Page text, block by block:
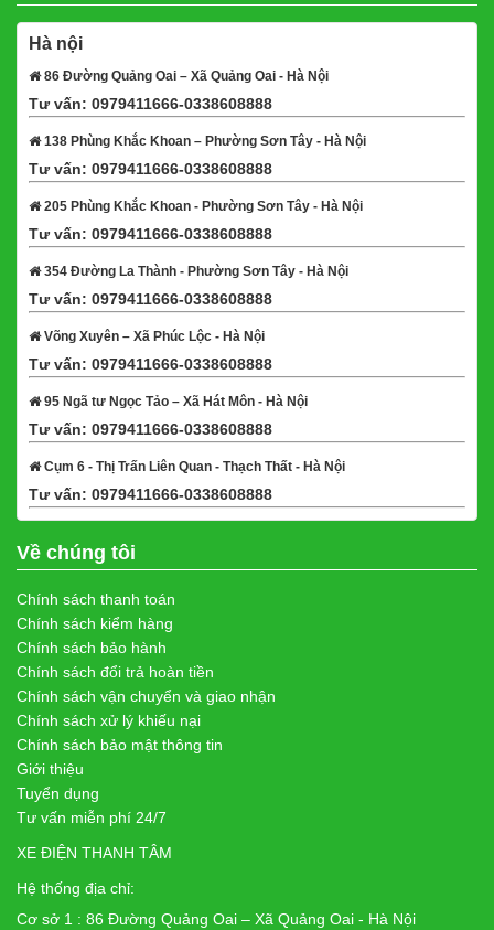
Hà nội
86 Đường Quảng Oai – Xã Quảng Oai - Hà Nội
Tư vấn: 0979411666-0338608888
138 Phùng Khắc Khoan – Phường Sơn Tây - Hà Nội
Tư vấn: 0979411666-0338608888
205 Phùng Khắc Khoan - Phường Sơn Tây - Hà Nội
Tư vấn: 0979411666-0338608888
354 Đường La Thành - Phường Sơn Tây - Hà Nội
Tư vấn: 0979411666-0338608888
Võng Xuyên – Xã Phúc Lộc - Hà Nội
Tư vấn: 0979411666-0338608888
95 Ngã tư Ngọc Tảo – Xã Hát Môn - Hà Nội
Tư vấn: 0979411666-0338608888
Cụm 6 - Thị Trấn Liên Quan - Thạch Thất - Hà Nội
Tư vấn: 0979411666-0338608888
Về chúng tôi
Chính sách thanh toán
Chính sách kiểm hàng
Chính sách bảo hành
Chính sách đổi trả hoàn tiền
Chính sách vận chuyển và giao nhận
Chính sách xử lý khiếu nại
Chính sách bảo mật thông tin
Giới thiệu
Tuyển dụng
Tư vấn miễn phí 24/7
XE ĐIỆN THANH TÂM
Hệ thống địa chỉ:
Cơ sở 1 : 86 Đường Quảng Oai – Xã Quảng Oai - Hà Nội